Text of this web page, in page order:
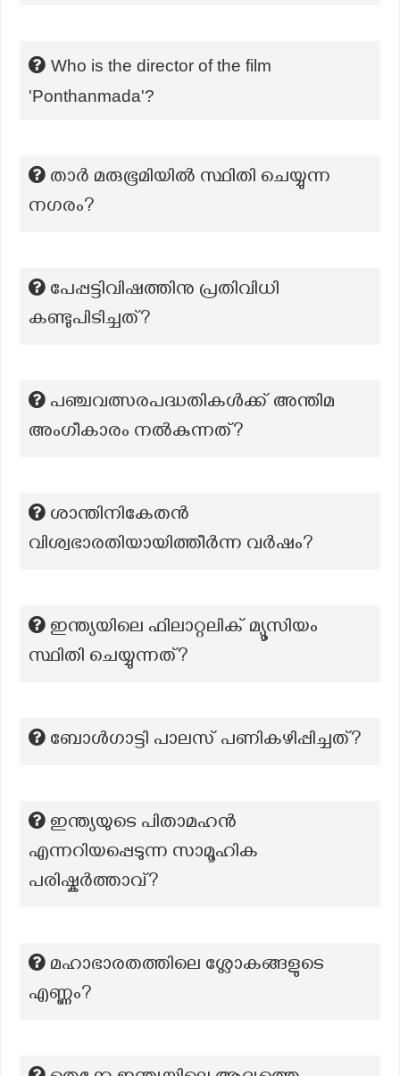
Who is the director of the film
'Ponthanmada'?
താർ മരുഭൂമിയിൽ സ്ഥിതി ചെയ്യുന്ന
നഗരം?
പേപ്പട്ടിവിഷത്തിനു പ്രതിവിധി
കണ്ടുപിടിച്ചത്?
പഞ്ചവത്സരപദ്ധതികൾക്ക് അന്തിമ
അംഗീകാരം നൽകുന്നത്?
ശാന്തിനികേതൻ
വിശ്വഭാരതിയായിത്തീർന്ന വർഷം?
ഇന്ത്യയിലെ ഫിലാറ്റലിക് മ്യൂസിയം
സ്ഥിതി ചെയ്യുന്നത്?
ബോൾഗാട്ടി പാലസ് പണികഴിപ്പിച്ചത്?
ഇന്ത്യയുടെ പിതാമഹൻ
എന്നറിയപ്പെടുന്ന സാമൂഹിക
പരിഷ്കർത്താവ്?
മഹാഭാരതത്തിലെ ശ്ലോകങ്ങളുടെ
എണ്ണം?